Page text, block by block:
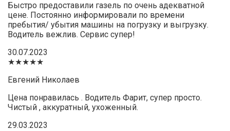
Быстро предоставили газель по очень адекватной
цене. Постоянно информировали по времени
пребытия/ убытия машины на погрузку и выгрузку.
Водитель вежлив. Сервис супер!
30.07.2023
★★★★★
Евгений Николаев
Цена понравилась . Водитель Фарит, супер просто.
Чистый , аккуратный, ухоженный.
29.03.2023